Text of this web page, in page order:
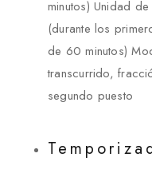
minutos) Unidad
(durante los
de 60 minutos)
transcurrido,
segundo puesto